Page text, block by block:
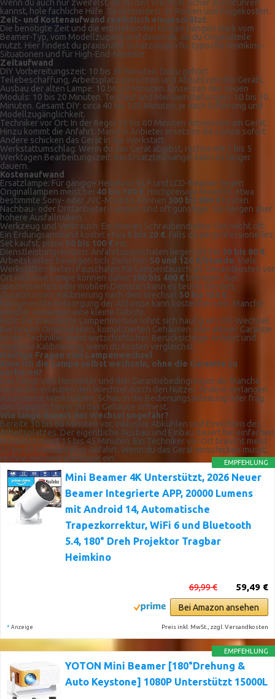
Wenn du auch nur zweifelst, ob du den Wechsel sicher durchführen
kannst, hole fachliche Hilfe. So vermeidest du Risiken und Folgekosten.
Zeit- und Kostenaufwand realistisch eingeschätzt
Die benötigte Zeit und die entstehenden Kosten hängen stark vom
Beamer-Typ, vom Modellzugang und davon ab, ob du Originalteile
nutzt. Hier findest du praxisnahe Schätzungen für typische Heimkino-
Situationen und für High-End-Modelle.
Zeitaufwand
DIY Vorbereitungszeit: 10 bis 30 Minuten. Dazu gehört
Teilebeschaffung, Arbeitsplatz einrichten und Abkühlzeit des Geräts.
Ausbau der alten Lampe: 10 bis 20 Minuten. Einsetzen des neuen
Moduls: 10 bis 20 Minuten. Testlauf und Menüeinstellungen: 10 bis 30
Minuten. Gesamt DIY: circa 40 bis 100 Minuten, je nach Erfahrung und
Modellzugänglichkeit.
Techniker vor Ort: In der Regel 20 bis 60 Minuten Arbeitszeit am Gerät.
Hinzu kommt die Anfahrt. Manche Anbieter ersetzen die Lampe sofort.
Andere schicken das Gerät in die Werkstatt.
Werkstattumschlag: Wenn du das Gerät abgibst, rechne mit 1 bis 5
Werktagen Bearbeitungszeit. Bei Ersatzteilmangel kann es länger
dauern.
Kostenaufwand
Ersatzlampe: Für gängige Heimkino-DLP und LCD-Beamer liegen
Originallampen meist bei 40 bis 300 €. Hochpreisige Modelle, etwa
bestimmte Sony- oder JVC-Module, können 300 bis 800 € kosten.
Nachbau- oder Drittanbieter-Lampen sind oft günstiger. Sie bergen aber
höhere Ausfallrisiken.
Werkzeug und Verbrauch: Ein kleines Schraubendreher-Set reicht oft.
Ein Erdungsarmband kostet etwa 5 bis 20 €. Falls du ein professionelles
Set kaufst, plane 50 bis 100 € ein.
Dienstleistungskosten: Anfahrtspauschalen liegen oft bei 30 bis 80 €.
Arbeitskosten bewegen sich zwischen 50 und 120 €/Stunde. Viele
Werkstätten bieten Pauschalen für Lampentausch an. Gesamtkosten vor
Ort inklusive Lampe können daher 100 bis 400 € betragen. Bei
spezialisierten oder mobilen Diensten kann es teurer werden.
Zusatzkosten: Kalibrierung nach dem Wechsel 50 bis 150 €.
Fachgerechte Entsorgung der Altlampe kann kostenfrei sein. Manche
Händler verlangen eine kleine Gebühr.
Fazit: Für preiswerte Lampenmodule lohnt sich häufig ein DIY-Wechsel.
Bei teuren Originalteilen, komplizierten Gehäusen oder aktiver Garantie
ist der Techniker meist wirtschaftlicher. Berücksichtige Anfahrt und
mögliche Kalibrierung, wenn du Kosten vergleichst.
Häufige Fragen zum Lampenwechsel
Kann ich die Lampe selbst wechseln, ohne die Garantie zu
verlieren?
Das hängt vom Hersteller und den Garantiebedingungen ab. Manche
Hersteller erlauben den Wechsel durch den Nutzer. Andere verlangen
autorisierte Werkstätten. Schau in die Bedienungsanleitung oder frag
den Support, bevor du das Gehäuse öffnest.
Wie lange dauert der Wechsel ungefähr?
Bereite 30 bis 60 Minuten vor, inklusive Abkühlen und Einrichten des
Arbeitsplatzes. Der eigentliche Ausbau und Einbau dauert bei einfachen
Modellen meist 15 bis 45 Minuten. Ein Techniker vor Ort braucht meist
20 bis 60 Minuten plus Anfahrt. Wenn du das Gerät einschicken musst,
rechne mehrere Werktage ein.
EMPFEHLUNG
Mini Beamer 4K Unterstützt, 2026 Neuer
Beamer Integrierte APP, 20000 Lumens
mit Android 14, Automatische
Trapezkorrektur, WiFi 6 und Bluetooth
5.4, 180° Dreh Projektor Tragbar
Heimkino
59,49 €
69,99 €
Bei Amazon ansehen
* Anzeige Preis inkl. MwSt., zzgl. Versandkosten
EMPFEHLUNG
YOTON Mini Beamer [180°Drehung &
Auto Keystone] 1080P Unterstützt 15000L